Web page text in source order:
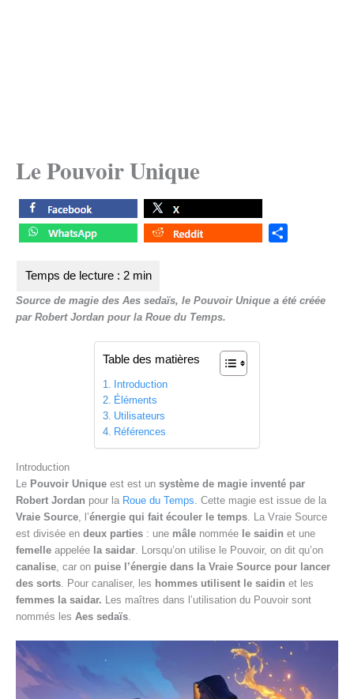
Le Pouvoir Unique
e
Source de magie des Aes sedaïs, le Pouvoir Unique a été créée
par Robert Jordan pour la Roue du Temps.
Table des matières
Introduction
Éléments
Utilisateurs
Références
Introduction
Le Pouvoir Unique est est un système de magie inventé par
Robert Jordan pour la Roue du Temps . Cette magie est issue de la
Vraie Source , l’énergie qui fait écouler le temps . La Vraie Source
est divisée en deux parties : une mâle nommée le saidin et une
femelle appelée la saidar . Lorsqu’on utilise le Pouvoir, on dit qu’on
canalise , car on puise l’énergie dans la Vraie Source pour lancer
des sorts . Pour canaliser, les hommes utilisent le saidin et les
femmes la saidar. Les maîtres dans l’utilisation du Pouvoir sont
nommés les Aes sedaïs